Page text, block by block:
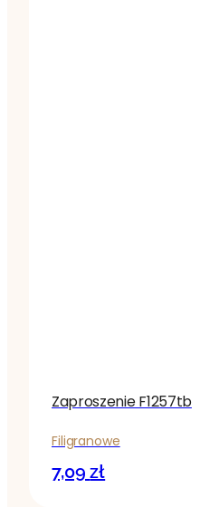
Zaproszenie F1257tb
Filigranowe
7,09zł